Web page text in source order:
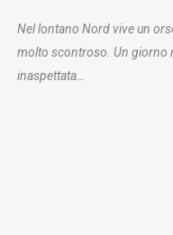
Nel lontano Nord vive un
molto scontroso. Un giorno
inaspettata…